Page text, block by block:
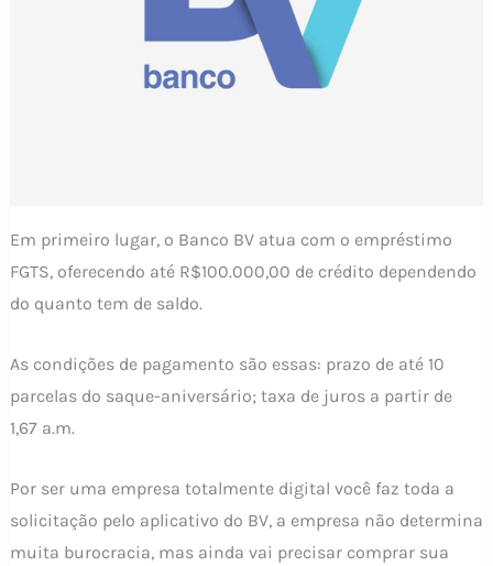
Em primeiro lugar, o Banco BV atua com o empréstimo
FGTS, oferecendo até R$100.000,00 de crédito dependendo
do quanto tem de saldo.
As condições de pagamento são essas: prazo de até 10
parcelas do saque-aniversário; taxa de juros a partir de
1,67 a.m.
Por ser uma empresa totalmente digital você faz toda a
solicitação pelo aplicativo do BV, a empresa não determina
muita burocracia, mas ainda vai precisar comprar sua